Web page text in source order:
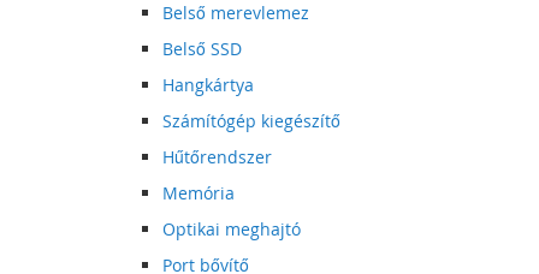
Belső merevlemez
Belső SSD
Hangkártya
Számítógép kiegészítő
Hűtőrendszer
Memória
Optikai meghajtó
Port bővítő